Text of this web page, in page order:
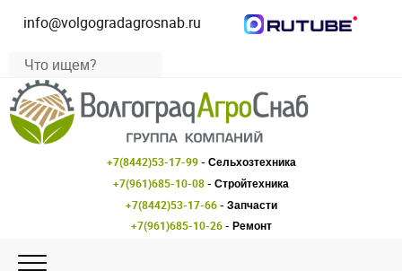
info@volgogradagrosnab.ru
+7(8442)53-17-99- Сельхозтехника
+7(961)685-10-08- Стройтехника
+7(8442)53-17-66- Запчасти
+7(961)685-10-26- Ремонт